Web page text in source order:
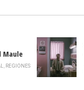
Maule
de la
, REGIONES